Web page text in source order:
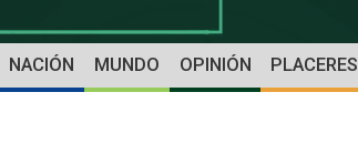
NACIÓN MUNDO OPINIÓN PLACERES